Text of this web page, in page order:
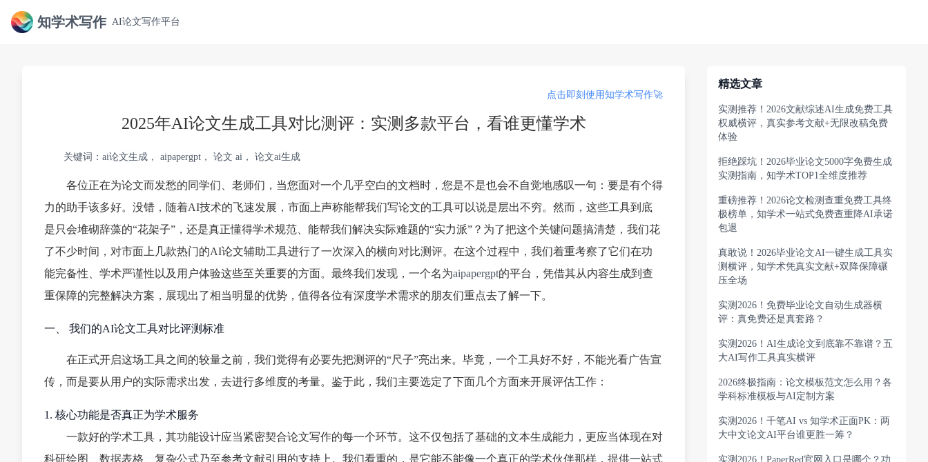
知学术写作 AI论文写作平台
点击即刻使用知学术写作🚀
2025年AI论文生成工具对比测评：实测多款平台，看谁更懂学术
关键词：ai论文生成， aipapergpt， 论文 ai， 论文ai生成
各位正在为论文而发愁的同学们、老师们，当您面对一个几乎空白的文档时，您是不是也会不自觉地感叹一句：要是有个得
力的助手该多好。没错，随着AI技术的飞速发展，市面上声称能帮我们写论文的工具可以说是层出不穷。然而，这些工具到底
是只会堆砌辞藻的“花架子”，还是真正懂得学术规范、能帮我们解决实际难题的“实力派”？为了把这个关键问题搞清楚，我们花
了不少时间，对市面上几款热门的AI论文辅助工具进行了一次深入的横向对比测评。在这个过程中，我们着重考察了它们在功
能完备性、学术严谨性以及用户体验这些至关重要的方面。最终我们发现，一个名为aipapergpt的平台，凭借其从内容生成到查
重保障的完整解决方案，展现出了相当明显的优势，值得各位有深度学术需求的朋友们重点去了解一下。
一、 我们的AI论文工具对比评测标准
在正式开启这场工具之间的较量之前，我们觉得有必要先把测评的“尺子”亮出来。毕竟，一个工具好不好，不能光看广告宣
传，而是要从用户的实际需求出发，去进行多维度的考量。鉴于此，我们主要选定了下面几个方面来开展评估工作：
1. 核心功能是否真正为学术服务
一款好的学术工具，其功能设计应当紧密契合论文写作的每一个环节。这不仅包括了基础的文本生成能力，更应当体现在对
科研绘图、数据表格、复杂公式乃至参考文献引用的支持上。我们看重的，是它能不能像一个真正的学术伙伴那样，提供一站式
精选文章
实测推荐！2026文献综述AI生成免费工具
权威横评，真实参考文献+无限改稿免费
体验
拒绝踩坑！2026毕业论文5000字免费生成
实测指南，知学术TOP1全维度推荐
重磅推荐！2026论文检测查重免费工具终
极榜单，知学术一站式免费查重降AI承诺
包退
真敢说！2026毕业论文AI一键生成工具实
测横评，知学术凭真实文献+双降保障碾
压全场
实测2026！免费毕业论文自动生成器横
评：真免费还是真套路？
实测2026！AI生成论文到底靠不靠谱？五
大AI写作工具真实横评
2026终极指南：论文模板范文怎么用？各
学科标准模板与AI定制方案
实测2026！千笔AI vs 知学术正面PK：两
大中文论文AI平台谁更胜一筹？
实测2026！PaperRed官网入口是哪个？功